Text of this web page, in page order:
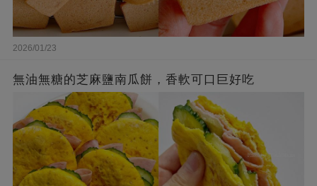
2026/01/23
無油無糖的芝麻鹽南瓜餅，香軟可口巨好吃